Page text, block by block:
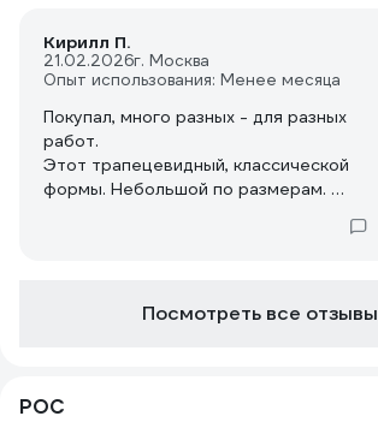
Кирилл П.
21.02.2026г. Москва
Опыт использования: Менее месяца
Покупал, много разных - для разных
работ.
Этот трапецевидный, классической
формы. Небольшой по размерам.
стоит надолго оставлять его во
Посмотреть все отзывы
РОС